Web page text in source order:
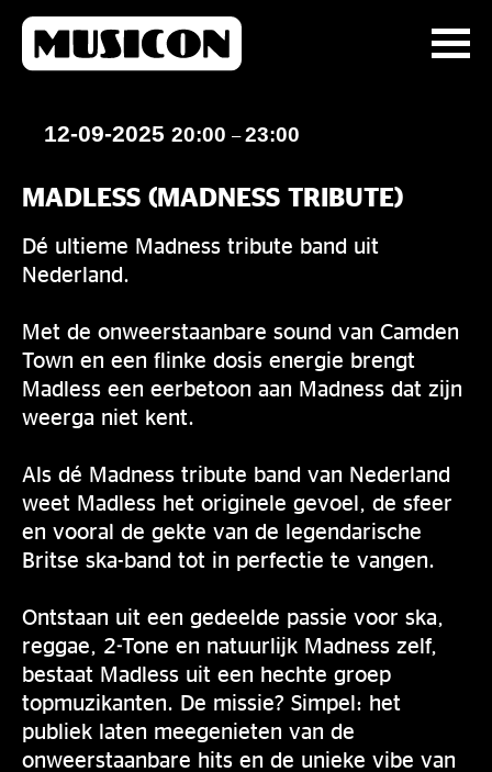
12-09-2025 20:00 –23:00
MADLESS (MADNESS TRIBUTE)
Dé ultieme Madness tribute band uit
Nederland.
Met de onweerstaanbare sound van Camden
Town en een flinke dosis energie brengt
Madless een eerbetoon aan Madness dat zijn
weerga niet kent.
Als dé Madness tribute band van Nederland
weet Madless het originele gevoel, de sfeer
en vooral de gekte van de legendarische
Britse ska-band tot in perfectie te vangen.
Ontstaan uit een gedeelde passie voor ska,
reggae, 2-Tone en natuurlijk Madness zelf,
bestaat Madless uit een hechte groep
topmuzikanten. De missie? Simpel: het
publiek laten meegenieten van de
onweerstaanbare hits en de unieke vibe van